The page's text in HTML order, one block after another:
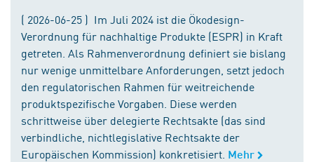
( 2026-06-25 ) Im Juli 2024 ist die Ökodesign-
Verordnung für nachhaltige Produkte (ESPR) in Kraft
getreten. Als Rahmenverordnung definiert sie bislang
nur wenige unmittelbare Anforderungen, setzt jedoch
den regulatorischen Rahmen für weitreichende
produktspezifische Vorgaben. Diese werden
schrittweise über delegierte Rechtsakte (das sind
verbindliche, nichtlegislative Rechtsakte der
Europäischen Kommission) konkretisiert. Mehr